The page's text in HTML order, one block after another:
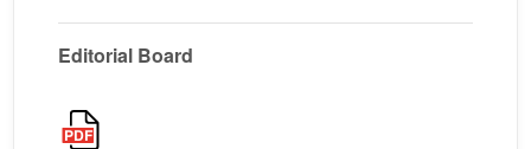
Editorial Board